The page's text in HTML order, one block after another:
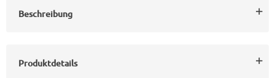
Beschreibung
Produktdetails